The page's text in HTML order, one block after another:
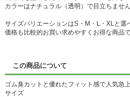
カラーはナチュラル（透明）で目立ちません
サイズバリエーションはS・M・L・XLと選
価格も比較的お買い求めやすくお得な商品
この商品について
ゴム臭カットと優れたフィット感で人気急
サイズ